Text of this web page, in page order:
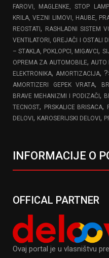
FAROVI, MAGLENKE, STOP
KRILA, VEZNI LIMOVI, HAUBE,
REOSTATI, RASHLADNI SISTEM
VENTILATORI, GREJAČI I OSTALI
– STAKLA, POKLOPCI, MIGAVCI,
OPREMA ZA AUTOMOBILE, AUTO
ELEKTRONIKA, AMORTIZACIJA,
AMORTIZERI GEPEK VRATA,
BRAVE MEHANIZMI I PODIZAČI,
TECNOST, PRSKALICE BRISACA,
DELOVI, KAROSERIJSKI DELOVI,
INFORMACIJE O
OFFICAL PARTNER
Ovaj portal je u vlasništvu